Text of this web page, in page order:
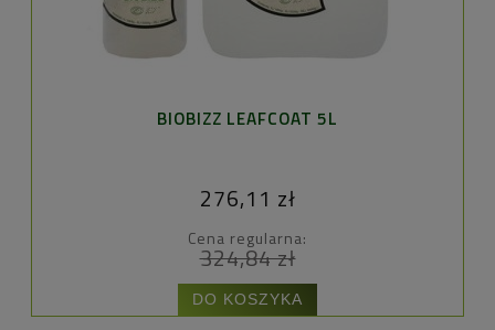
BIOBIZZ LEAFCOAT 5L
276,11 zł
Cena regularna:
324,84 zł
DO KOSZYKA